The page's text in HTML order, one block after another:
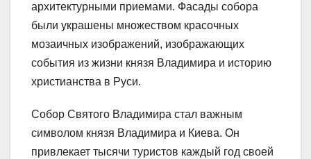
архитектурными приемами. Фасады собора
были украшены множеством красочных
мозаичных изображений, изображающих
события из жизни князя Владимира и историю
христианства в Руси.
Собор Святого Владимира стал важным
символом князя Владимира и Киева. Он
привлекает тысячи туристов каждый год своей